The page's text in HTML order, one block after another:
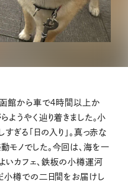
館から車で４時間以上か
ようやく辿り着きました。小
ぎる「日の入り」。真っ赤な
ノでした。今回は、海を一
カフェ、鉄板の小樽運河
小樽での二日間をお届けし